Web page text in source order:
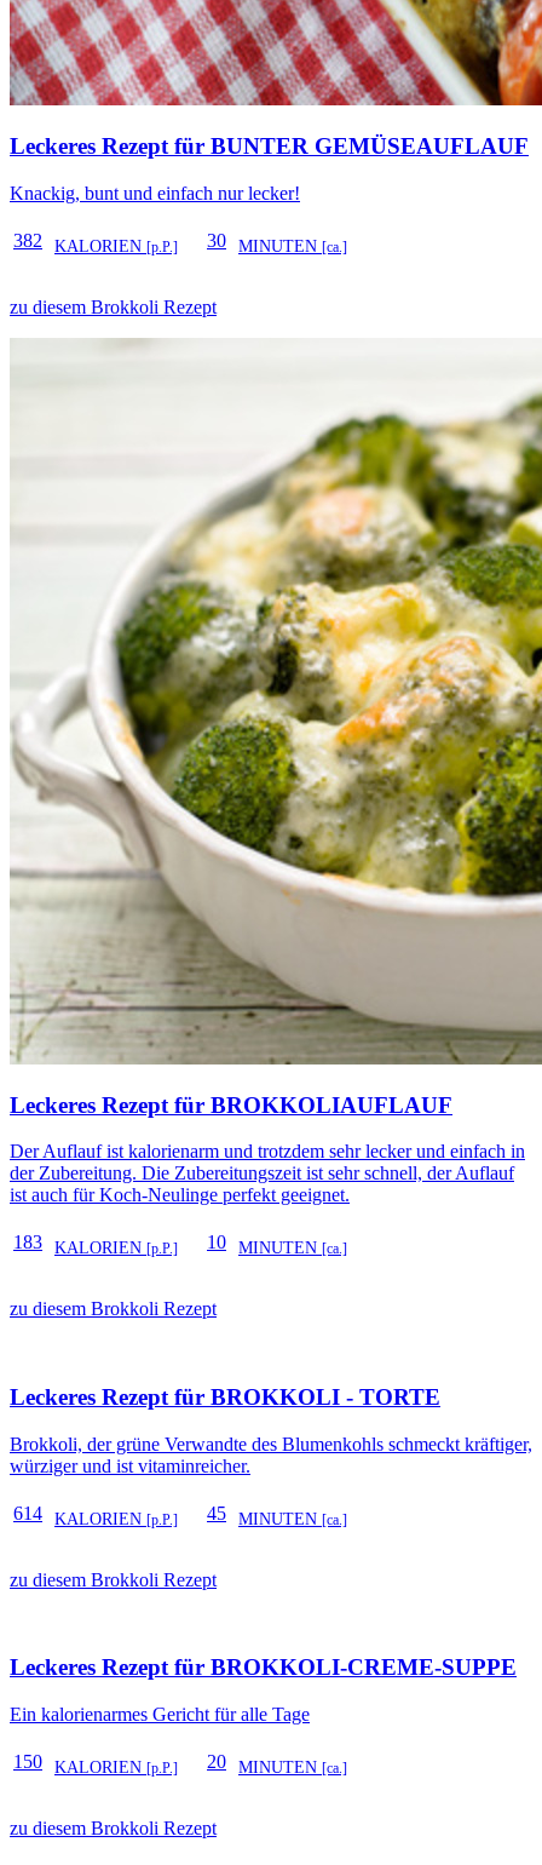
Leckeres Rezept für BUNTER GEMÜSEAUFLAUF
Knackig, bunt und einfach nur lecker!
382 KALORIEN [p.P.] 30 MINUTEN [ca.]
zu diesem Brokkoli Rezept
Leckeres Rezept für BROKKOLIAUFLAUF
Der Auflauf ist kalorienarm und trotzdem sehr lecker und einfach in
der Zubereitung. Die Zubereitungszeit ist sehr schnell, der Auflauf
ist auch für Koch-Neulinge perfekt geeignet.
183 KALORIEN [p.P.] 10 MINUTEN [ca.]
zu diesem Brokkoli Rezept
Leckeres Rezept für BROKKOLI - TORTE
Brokkoli, der grüne Verwandte des Blumenkohls schmeckt kräftiger,
würziger und ist vitaminreicher.
614 KALORIEN [p.P.] 45 MINUTEN [ca.]
zu diesem Brokkoli Rezept
Leckeres Rezept für BROKKOLI-CREME-SUPPE
Ein kalorienarmes Gericht für alle Tage
150 KALORIEN [p.P.] 20 MINUTEN [ca.]
zu diesem Brokkoli Rezept